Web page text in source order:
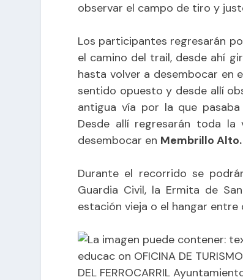
observar el campo de tiro y
Los participantes regresarán
el camino del trail, desde ahí
hasta volver a desembocar en
sentido opuesto y desde allí
antigua vía por la que
Desde allí regresarán toda
desembocar en Membrillo Alto.
Durante el recorrido se
Guardia Civil, la Ermita de
estación vieja o el hangar entre